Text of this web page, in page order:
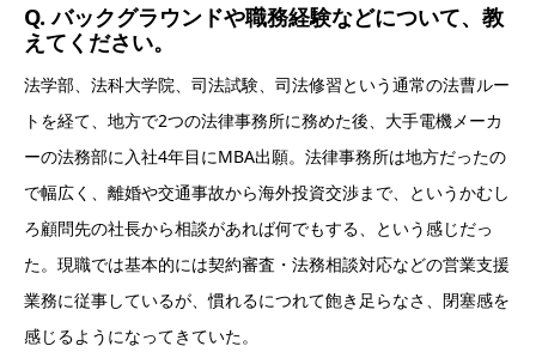
Q. バックグラウンドや職務経験などについて、教
えてください。
法学部、法科大学院、司法試験、司法修習という通常の法曹ルー
トを経て、地方で2つの法律事務所に務めた後、大手電機メーカ
ーの法務部に入社4年目にMBA出願。法律事務所は地方だったの
で幅広く、離婚や交通事故から海外投資交渉まで、というかむし
ろ顧問先の社長から相談があれば何でもする、という感じだっ
た。現職では基本的には契約審査・法務相談対応などの営業支援
業務に従事しているが、慣れるにつれて飽き足らなさ、閉塞感を
感じるようになってきていた。